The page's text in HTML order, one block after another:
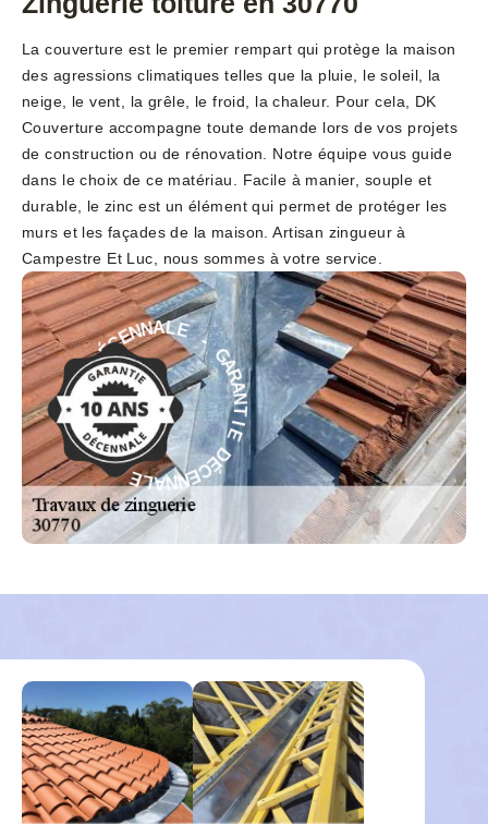
La couverture est le premier rempart qui protège la maison
des agressions climatiques telles que la pluie, le soleil, la
neige, le vent, la grêle, le froid, la chaleur. Pour cela, DK
Couverture accompagne toute demande lors de vos projets
de construction ou de rénovation. Notre équipe vous guide
dans le choix de ce matériau. Facile à manier, souple et
durable, le zinc est un élément qui permet de protéger les
murs et les façades de la maison. Artisan zingueur à
Campestre Et Luc, nous sommes à votre service.
G
A
R
A
N
T
I
E
D
É
C
E
N
NALE - GARA
N
T
I
E
D
É
C
E
N
N
A
L
E
-